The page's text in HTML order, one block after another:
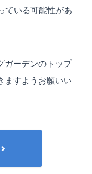
ている可能性があ
ガーデンのトップ
ますようお願いい